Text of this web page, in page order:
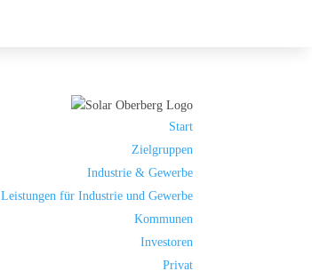
Start
Zielgruppen
Industrie & Gewerbe
Leistungen für Industrie und Gewerbe
Kommunen
Investoren
Privat